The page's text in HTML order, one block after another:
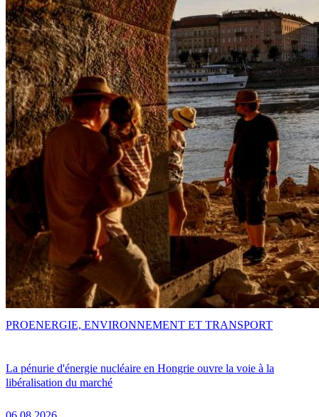
La pénurie d'énergie nucléaire en Hongrie ouvre la voie à la
libéralisation du marché
PROENERGIE, ENVIRONNEMENT ET TRANSPORT